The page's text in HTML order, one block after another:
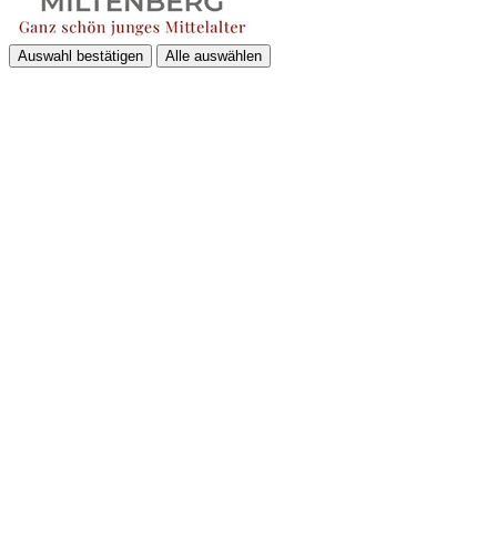
Auswahl bestätigen Alle auswählen